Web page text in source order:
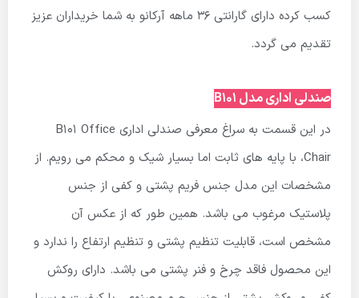
کسب کرده دارای گارانتی ۳۶ ماهه آرکانو به شما خریداران عزیز
تقدیم می گردد.
صندلی اداری مدل B101
در این قسمت به سراغ معرفی صندلی اداری B101 Office
Chair، با پایه های ثابت اما بسیار شیک و محکم می رویم. از
مشخصات این مدل جنس فریم پشتی و کفی از جنس
پلاستیک مرغوب می باشد. همین طور که از عکس آن
مشخص است، قابلیت تنظیم پشتی و تنظیم ارتفاع را ندارد و
این محصول فاقد چرخ و فنر پشتی می باشد. دارای روکش